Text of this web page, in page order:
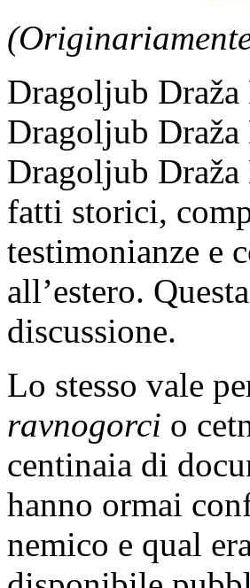
Dragoljub
Dragoljub
Dragoljub
fatti storici,
testimonianze e
all’estero.
discussione.
Lo stesso vale
ravnogorci o
centinaia di
hanno ormai
nemico e qual